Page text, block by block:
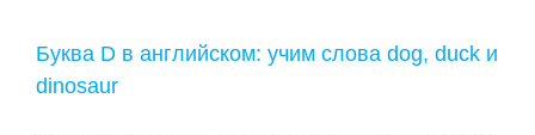
Буква D в английском: учим слова dog, duck и
dinosaur